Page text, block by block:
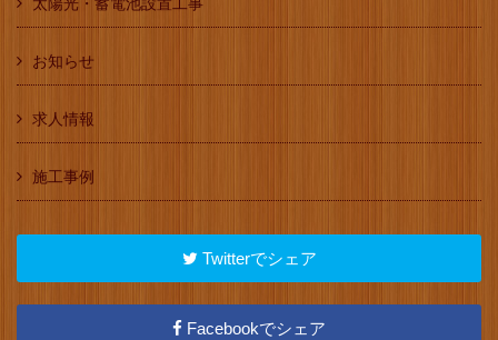
太陽光・蓄電池設置工事
お知らせ
求人情報
施工事例
Twitterでシェア
Facebookでシェア